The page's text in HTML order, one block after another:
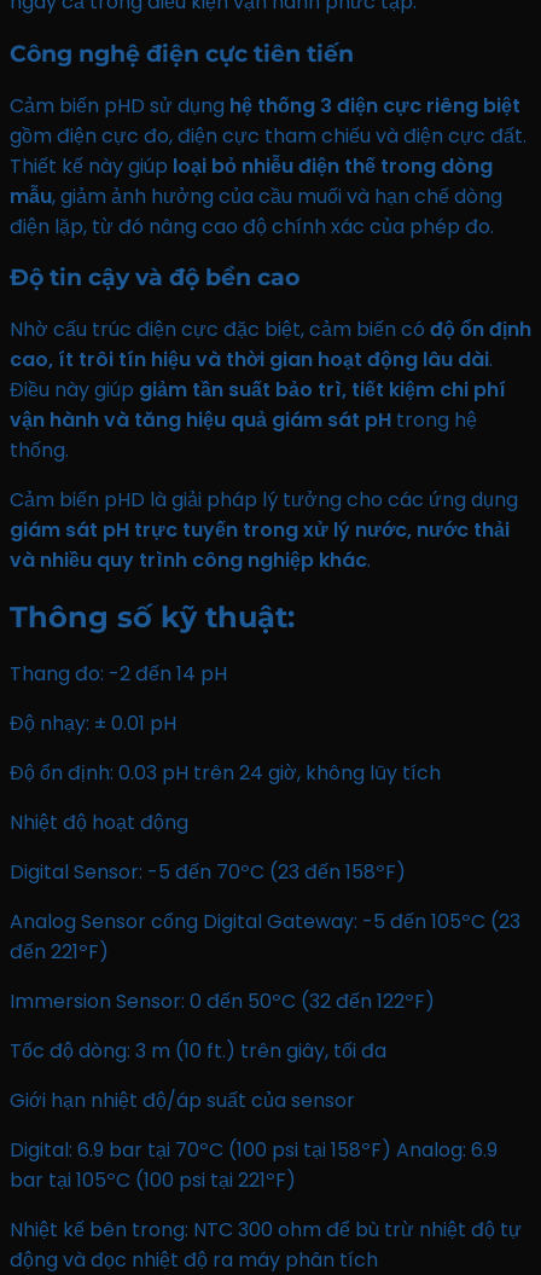
Công nghệ điện cực tiên tiến
Cảm biến pHD sử dụng hệ thống 3 điện cực riêng biệt
gồm điện cực đo, điện cực tham chiếu và điện cực đất.
Thiết kế này giúp loại bỏ nhiễu điện thế trong dòng
mẫu, giảm ảnh hưởng của cầu muối và hạn chế dòng
điện lặp, từ đó nâng cao độ chính xác của phép đo.
Độ tin cậy và độ bền cao
Nhờ cấu trúc điện cực đặc biệt, cảm biến có độ ổn định
cao, ít trôi tín hiệu và thời gian hoạt động lâu dài.
Điều này giúp giảm tần suất bảo trì, tiết kiệm chi phí
vận hành và tăng hiệu quả giám sát pH trong hệ
thống.
Cảm biến pHD là giải pháp lý tưởng cho các ứng dụng
giám sát pH trực tuyến trong xử lý nước, nước thải
và nhiều quy trình công nghiệp khác.
Thông số kỹ thuật:
Thang đo: -2 đến 14 pH
Độ nhạy: ± 0.01 pH
Độ ổn định: 0.03 pH trên 24 giờ, không lũy tích
Nhiệt độ hoạt động
Digital Sensor: -5 đến 70ºC (23 đến 158ºF)
Analog Sensor cổng Digital Gateway: -5 đến 105ºC (23
đến 221ºF)
Immersion Sensor: 0 đến 50ºC (32 đến 122ºF)
Tốc độ dòng: 3 m (10 ft.) trên giây, tối đa
Giới hạn nhiệt độ/áp suất của sensor
Digital: 6.9 bar tại 70ºC (100 psi tại 158ºF) Analog: 6.9
bar tại 105ºC (100 psi tại 221ºF)
Nhiệt kế bên trong: NTC 300 ohm để bù trừ nhiệt độ tự
động và đọc nhiệt độ ra máy phân tích